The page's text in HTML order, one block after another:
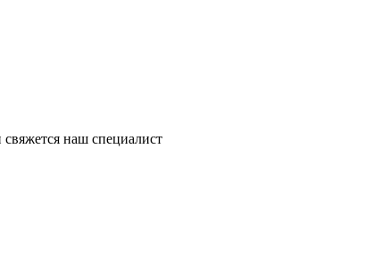
наш специалист